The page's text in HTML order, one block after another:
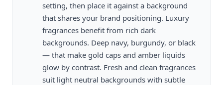
setting, then place it against a background
that shares your brand positioning. Luxury
fragrances benefit from rich dark
backgrounds. Deep navy, burgundy, or black
— that make gold caps and amber liquids
glow by contrast. Fresh and clean fragrances
suit light neutral backgrounds with subtle